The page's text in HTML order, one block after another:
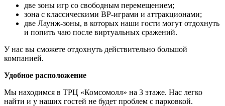
две зоны игр со свободным перемещением;
зона с классическими ВР-играми и аттракционами;
две Лаунж-зоны, в которых наши гости могут отдохнуть
и попить чаю после виртуальных сражений.
У нас вы сможете отдохнуть действительно большой
компанией.
Удобное расположение
Мы находимся в ТРЦ «Комсомолл» на 3 этаже. Нас легко
найти и у наших гостей не будет проблем с парковкой.